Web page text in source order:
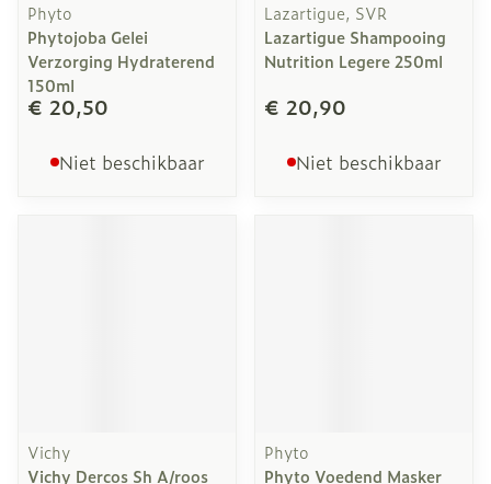
Phyto
Phytojoba Gelei
Verzorging Hydraterend
150ml
€ 20,50
Niet beschikbaar
Lazartigue, SVR
Lazartigue Shampooing
Nutrition Legere 250ml
€ 20,90
Niet beschikbaar
Vichy
Vichy Dercos Sh A/roos
Phyto
Phyto Voedend Masker